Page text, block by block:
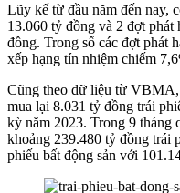
Lũy kế từ đầu năm đến nay,
13.060 tỷ đồng và 2 đợt
đồng. Trong số các đợt phát
xếp hạng tín nhiệm chiếm
Cũng theo dữ liệu từ VBMA,
mua lại 8.031 tỷ đồng trái
kỳ năm 2023. Trong 9 tháng
khoảng 239.480 tỷ đồng trái
phiếu bất động sản với